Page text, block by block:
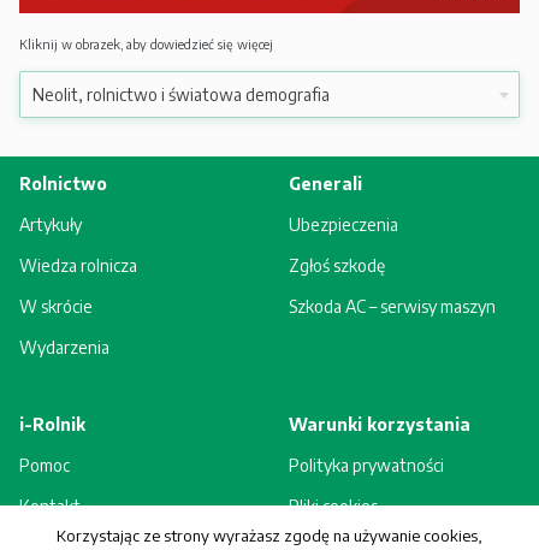
Kliknij w obrazek, aby dowiedzieć się więcej
Rolnictwo
Artykuły
Wiedza rolnicza
W skrócie
Wydarzenia
Generali
Ubezpieczenia
Zgłoś szkodę
Szkoda AC – serwisy maszyn
i-Rolnik
Pomoc
Kontakt
Warunki korzystania
Polityka prywatności
Pliki cookies
Korzystając ze strony wyrażasz zgodę na używanie cookies,